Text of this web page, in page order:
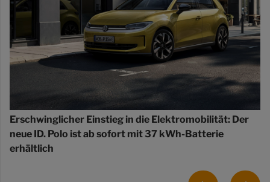
Erschwinglicher Einstieg in die Elektromobilität: Der
neue ID. Polo ist ab sofort mit 37 kWh-Batterie
erhältlich